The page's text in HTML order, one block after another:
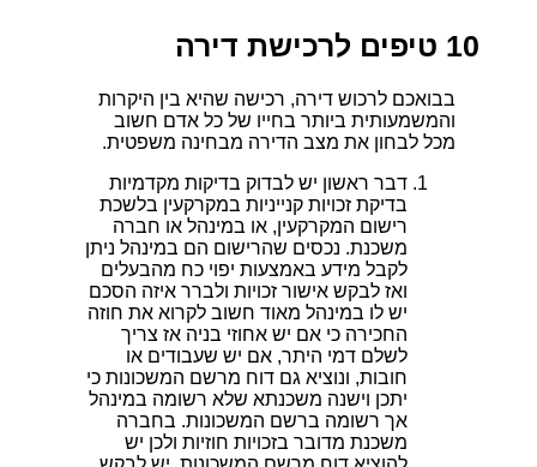
10 טיפים לרכישת דירה
בבואכם לרכוש דירה, רכישה שהיא בין היקרות
והמשמעותית ביותר בחייו של כל אדם חשוב
מכל לבחון את מצב הדירה מבחינה משפטית.
דבר ראשון יש לבדוק בדיקות מקדמיות
בדיקת זכויות קנייניות במקרקעין בלשכת
רישום המקרקעין, או במינהל או חברה
משכנת. נכסים שהרישום הם במינהל ניתן
לקבל מידע באמצעות יפוי כח מהבעלים
ואז לבקש אישור זכויות ולברר איזה הסכם
יש לו במינהל מאוד חשוב לקרוא את חוזה
החכירה כי אם יש אחוזי בניה אז צריך
לשלם דמי היתר, אם יש שעבודים או
חובות, ונוציא גם דוח מרשם המשכונות כי
יתכן וישנה משכנתא שלא רשומה במינהל
אך רשומה ברשם המשכונות. בחברה
משכנת מדובר בזכויות חוזיות ולכן יש